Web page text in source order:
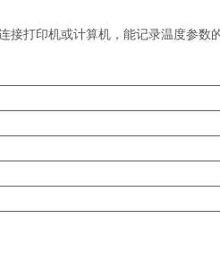
打印机或计算机，能记录温度参数的